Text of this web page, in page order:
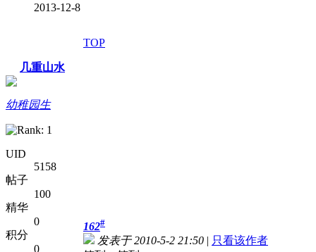
2013-12-8
TOP
几重山水
幼稚园生
UID
5158
帖子
100
精华
0
积分
0
162#
发表于 2010-5-2 21:50 | 只看该作者